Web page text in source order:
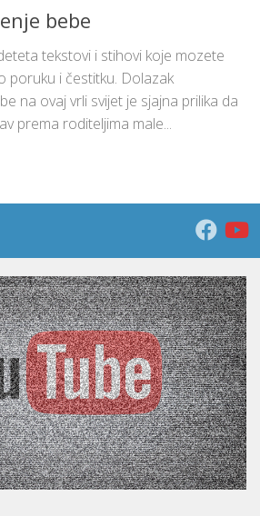
bebe
tekstovi i stihovi koje mozete
poruku i čestitku. Dolazak
na ovaj vrli svijet je sjajna prilika da
prema roditeljima male...